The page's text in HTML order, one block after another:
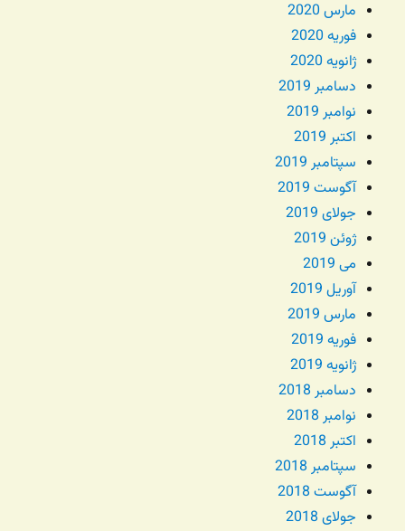
مارس 2020
فوریه 2020
ژانویه 2020
دسامبر 2019
نوامبر 2019
اکتبر 2019
سپتامبر 2019
آگوست 2019
جولای 2019
ژوئن 2019
می 2019
آوریل 2019
مارس 2019
فوریه 2019
ژانویه 2019
دسامبر 2018
نوامبر 2018
اکتبر 2018
سپتامبر 2018
آگوست 2018
جولای 2018